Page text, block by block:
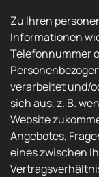
Zu Ihren
Informationen
Telefonnummer
verarbeitet und/
sich aus, z. B.
Website
Angebotes,
eines zwischen